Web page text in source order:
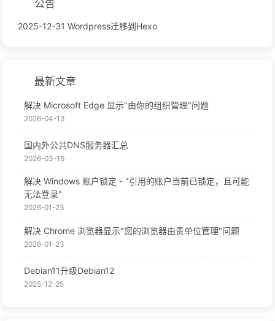
公告
2025-12-31 Wordpress迁移到Hexo
最新文章
解决 Microsoft Edge 显示"由你的组织管理"问题
2026-04-13
国内外公共DNS服务器汇总
2026-03-16
解决 Windows 账户锁定 - "引用的账户当前已锁定，且可能
无法登录"
2026-01-23
解决 Chrome 浏览器显示"您的浏览器由贵单位管理"问题
2026-01-23
Debian11升级Debian12
2025-12-25